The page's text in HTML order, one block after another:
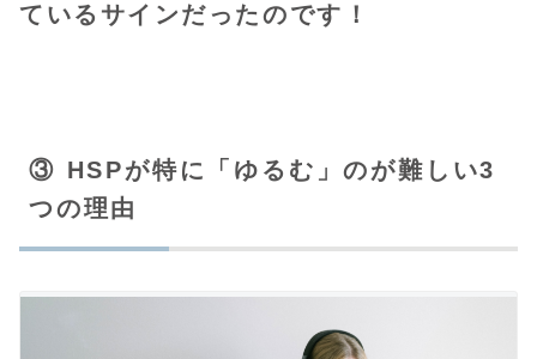
ているサインだったのです！
③ HSPが特に「ゆるむ」のが難しい3
つの理由